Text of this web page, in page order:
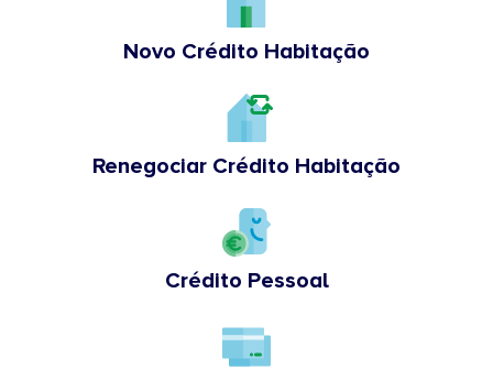
Novo Crédito Habitação
Renegociar Crédito Habitação
Crédito Pessoal